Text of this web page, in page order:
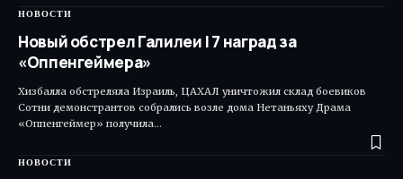
НОВОСТИ
Новый обстрел Галилеи | 7 наград за
«Оппенгеймера»
Хизбалла обстреляла Израиль, ЦАХАЛ уничтожил склад боевиков
Сотни демонстрантов собрались возле дома Нетаньяху Драма
«Оппенгеймер» получила…
НОВОСТИ